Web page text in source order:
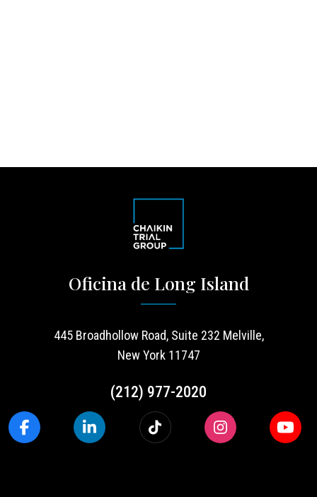
Oficina de Long Island
445 Broadhollow Road, Suite 232 Melville,
New York 11747
(212) 977-2020